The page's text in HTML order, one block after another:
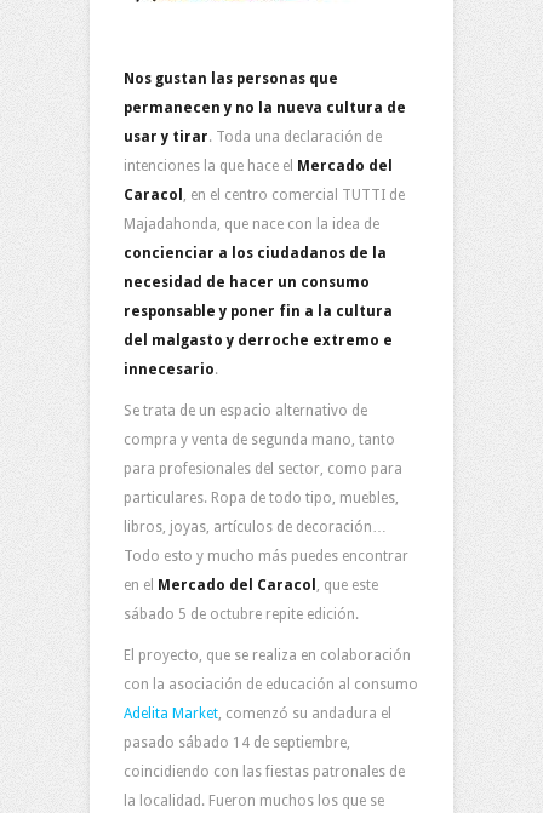
Nos gustan las personas que
permanecen y no la nueva cultura de
usar y tirar. Toda una declaración de
intenciones la que hace el Mercado del
Caracol , en el centro comercial TUTTI de
Majadahonda, que nace con la idea de
concienciar a los ciudadanos de la
necesidad de hacer un consumo
responsable y poner fin a la cultura
del malgasto y derroche extremo e
innecesario.
Se trata de un espacio alternativo de
compra y venta de segunda mano, tanto
para profesionales del sector, como para
particulares. Ropa de todo tipo, muebles,
libros, joyas, artículos de decoración…
Todo esto y mucho más puedes encontrar
en el Mercado del Caracol , que este
sábado 5 de octubre repite edición.
El proyecto, que se realiza en colaboración
con la asociación de educación al consumo
Adelita Market, comenzó su andadura el
pasado sábado 14 de septiembre,
coincidiendo con las fiestas patronales de
la localidad. Fueron muchos los que se